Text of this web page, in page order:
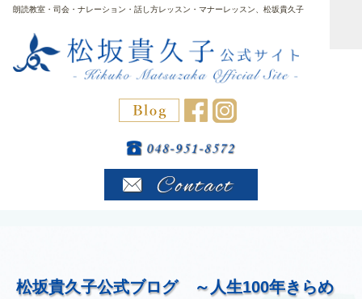
朗読教室・司会・ナレーション・話し方レッスン・マナーレッスン、松坂貴久子
松坂貴久子公式ブログ ～人生100年きらめ